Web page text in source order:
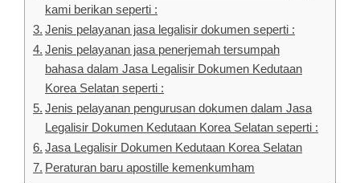
kami berikan seperti :
Jenis pelayanan jasa legalisir dokumen seperti :
Jenis pelayanan jasa penerjemah tersumpah
bahasa dalam Jasa Legalisir Dokumen Kedutaan
Korea Selatan seperti :
Jenis pelayanan pengurusan dokumen dalam Jasa
Legalisir Dokumen Kedutaan Korea Selatan seperti :
Jasa Legalisir Dokumen Kedutaan Korea Selatan
Peraturan baru apostille kemenkumham